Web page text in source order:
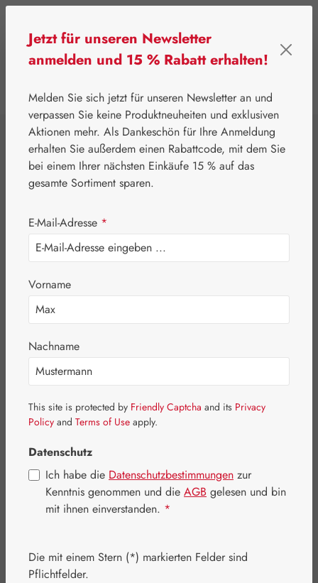
⌂ Gall Pharma Fit-Linie
Magen-Fit Kapseln
Bildergalerie überspringen
Preise inkl. MwSt. zzgl. Versandkosten
Jetzt für unseren Newsletter
anmelden und 15 % Rabatt erhalten!
Melden Sie sich jetzt für unseren Newsletter an und
verpassen Sie keine Produktneuheiten und exklusiven
Aktionen mehr. Als Dankeschön für Ihre Anmeldung
erhalten Sie außerdem einen Rabattcode, mit dem Sie
bei einem Ihrer nächsten Einkäufe 15 % auf das
gesamte Sortiment sparen.
E-Mail-Adresse *
Vorname
Nachname
This site is protected by Friendly Captcha and its Privacy
Policy and Terms of Use apply.
Datenschutz
Ich habe die Datenschutzbestimmungen zur
Kenntnis genommen und die AGB gelesen und bin
mit ihnen einverstanden. *
Die mit einem Stern (*) markierten Felder sind
Pflichtfelder.